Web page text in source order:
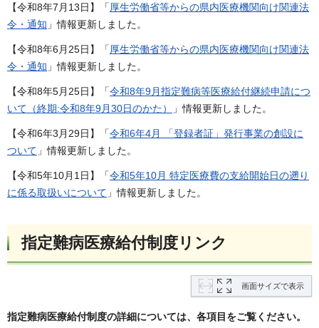
【令和8年7月13日】「 厚生労働省等からの県内医療機関向け関連法
令・通知 」情報更新しました。
【令和8年6月25日】「 厚生労働省等からの県内医療機関向け関連法
令・通知 」情報更新しました。
【令和8年5月25日】「令和8年9月指定難病等医療給付継続申請につ
いて（終期:令和8年9月30日のかた）
」情報更新しました。
【令和6年3月29日】「令和6年4月 「登録者証」発行事業の創設に
ついて 」情報更新しました。
【令和5年10月1日】「令和5年10月 特定医療費の支給開始日の遡り
に係る取扱いについて 」情報更新しました。
指定難病医療給付制度リンク
画面サイズで表示
指定難病医療給付制度の詳細については、各項目をご覧ください。